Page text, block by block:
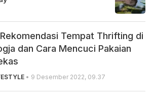
Tempat Thrifting di
dan Cara Mencuci Pakaian
• 9 Desember 2022, 09.37